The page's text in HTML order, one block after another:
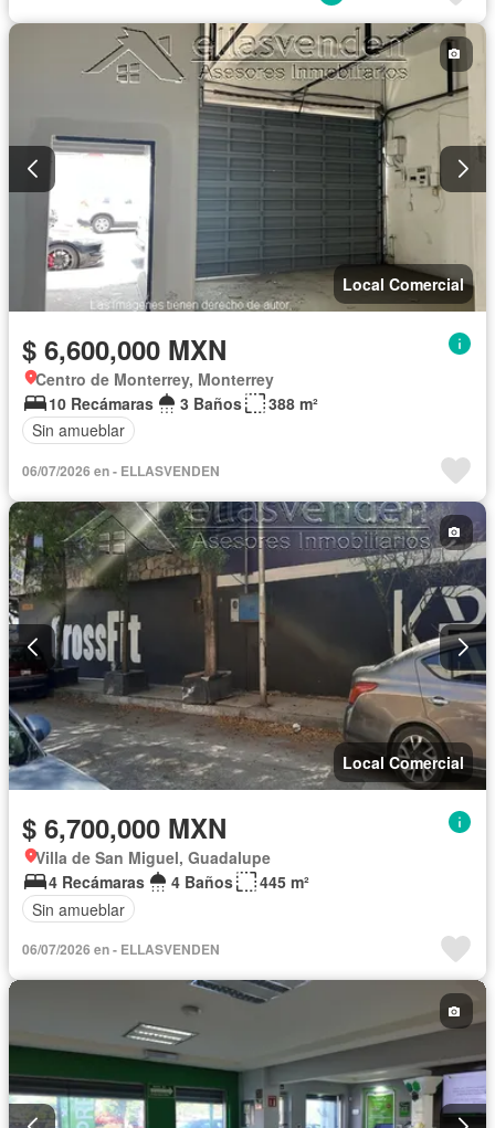
Local Comercial
$ 6,600,000 MXN
Centro de Monterrey, Monterrey
10 Recámaras
3 Baños
388 m²
Sin amueblar
06/07/2026 en - ELLASVENDEN
Local Comercial
$ 6,700,000 MXN
Villa de San Miguel, Guadalupe
4 Recámaras
4 Baños
445 m²
Sin amueblar
06/07/2026 en - ELLASVENDEN